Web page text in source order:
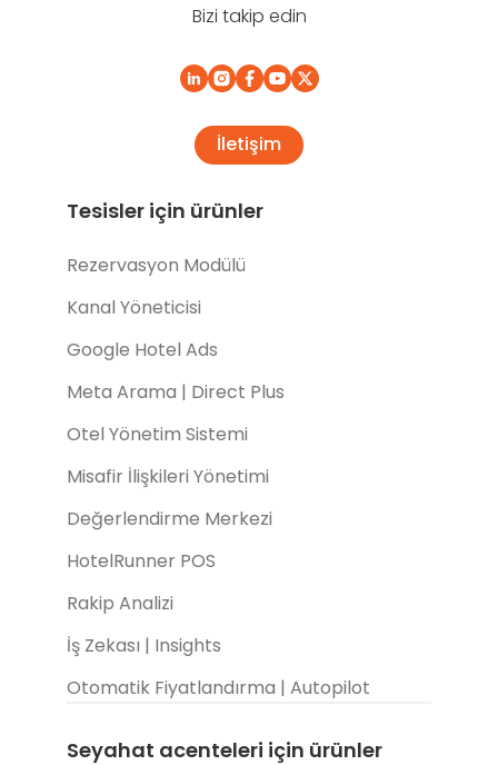
Bizi takip edin
İletişim
Tesisler için ürünler
Rezervasyon Modülü
Kanal Yöneticisi
Google Hotel Ads
Meta Arama | Direct Plus
Otel Yönetim Sistemi
Misafir İlişkileri Yönetimi
Değerlendirme Merkezi
HotelRunner POS
Rakip Analizi
İş Zekası | Insights
Otomatik Fiyatlandırma | Autopilot
Seyahat acenteleri için ürünler